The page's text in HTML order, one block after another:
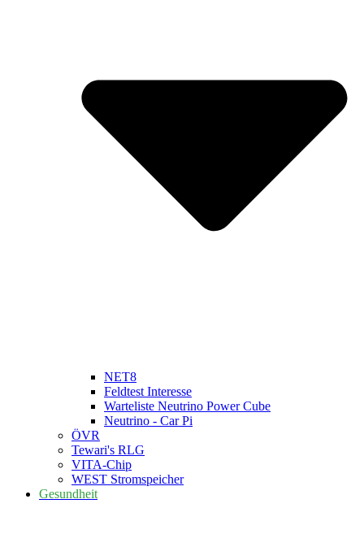
NET8
Feldtest Interesse
Warteliste Neutrino Power Cube
Neutrino - Car Pi
ÖVR
Tewari's RLG
VITA-Chip
WEST Stromspeicher
Gesundheit